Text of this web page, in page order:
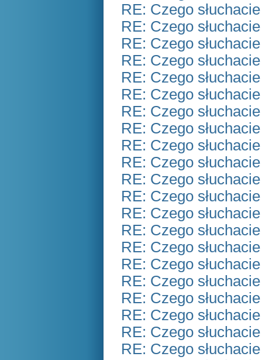
RE: Czego
RE: Czego
RE: Czego
RE: Czego
RE: Czego
RE: Czego
RE: Czego
RE: Czego
RE: Czego
RE: Czego
RE: Czego
RE: Czego
RE: Czego
RE: Czego
RE: Czego
RE: Czego
RE: Czego
RE: Czego
RE: Czego
RE: Czego
RE: Czego